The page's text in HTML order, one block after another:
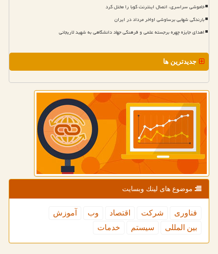
خاموشی سراسری، اتصال اینترنت کوبا را مختل کرد
بارندگی شهابی برساوشی اواخر مرداد در ایران
اهدای جایزه چهره برجسته علمی و فرهنگی جهاد دانشگاهی به شهید لاریجانی
جدیدترین ها
موضوع های لینك وبسایت
فناوری شركت اقتصاد وب
آموزش
بین المللی
سیستم خدمات